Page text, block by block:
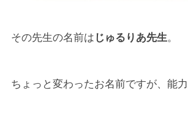
その先生の名前は じゅるりあ先生。
ちょっと変わったお名前ですが、能力